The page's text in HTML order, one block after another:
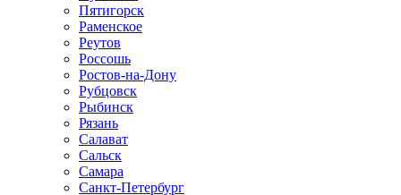
Пятигорск
Раменское
Реутов
Россошь
Ростов-на-Дону
Рубцовск
Рыбинск
Рязань
Салават
Сальск
Самара
Санкт-Петербург